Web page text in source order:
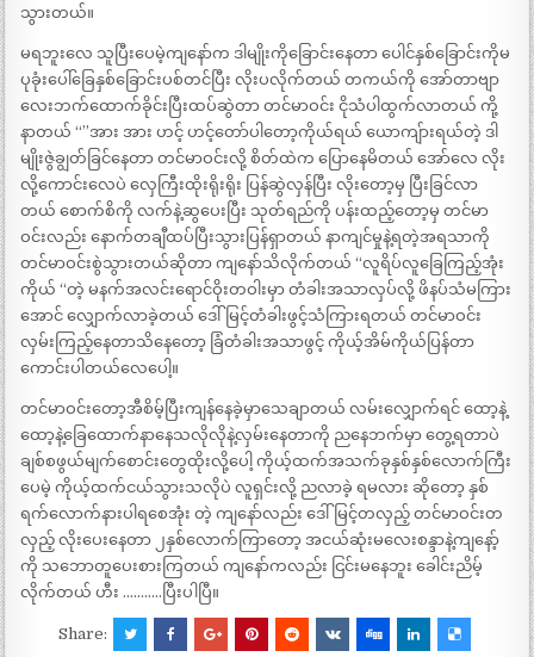
သွားတယ်။
မရဘူးလေ သူပြီးပေမဲ့ကျနော်က ဒါမျိုးကိုခြောင်းနေတာ ပေါင်နှစ်ခြောင်းကိုမ
ပုခုံးပေါ်ခြေနှစ်ခြောင်းပစ်တင်ပြီး လိုးပလိုက်တယ် တကယ်ကို အော်တာဗျာ
လေးဘက်ထောက်ခိုင်းပြီးထပ်ဆွဲတာ တင်မာဝင်း ငိုသံပါထွက်လာတယ် ကို့
နာတယ် “”အား အား ဟင့် ဟင့်တော်ပါတော့ကိုယ်ရယ် ယောကျ်ားရယ်တဲ့ ဒါ
မျိုးဇွဲချွတ်ခြင်နေတာ တင်မာဝင်းလို့ စိတ်ထဲက ပြောနေမိတယ် အော်လေ လိုး
လို့ကောင်းလေပဲ လှေကြီးထိုးရိုးရိုး ပြန်ဆွဲလှန်ပြီး လိုးတော့မှ ပြီးခြင်လာ
တယ် စောက်စိကို လက်နဲ့ဆွပေးပြီး သုတ်ရည်ကို ပန်းထည့်တော့မှ တင်မာ
ဝင်းလည်း နောက်တချီထပ်ပြီးသွားပြန်ရှာတယ် နာကျင်မှုနဲ့ရတဲ့အရသာကို
တင်မာဝင်းစွဲသွားတယ်ဆိုတာ ကျနော်သိလိုက်တယ် “လူရိပ်လူခြေကြည့်အုံး
ကိုယ် “တဲ့ မနက်အလင်းရောင်ဝိုးတဝါးမှာ တံခါးအသာလှပ်လို့ ဖိနပ်သံမကြား
အောင် လျှောက်လာခဲ့တယ် ဒေါ်မြင့်တံခါးဖွင့်သံကြားရတယ် တင်မာဝင်း
လှမ်းကြည့်နေတာသိနေတော့ ခြံတံခါးအသာဖွင့် ကိုယ့်အိမ်ကိုယ်ပြန်တာ
ကောင်းပါတယ်လေပေါ့။
တင်မာဝင်းတော့အီစိမ့်ပြီးကျန်နေခဲ့မှာသေချာတယ် လမ်းလျှောက်ရင် ထော့နဲ့
ထော့နဲ့ခြေထောက်နာနေသလိုလိုနဲ့လှမ်းနေတာကို ညနေဘက်မှာ တွေ့ရတာပဲ
ချစ်စဖွယ်မျက်စောင်းတွေထိုးလို့ပေါ့ ကိုယ့်ထက်အသက်ခုနှစ်နှစ်လောက်ကြီး
ပေမဲ့ ကိုယ့်ထက်ငယ်သွားသလိုပဲ လူရှင်းလို့ ညလာခဲ့ ရမလား ဆိုတော့ နှစ်
ရက်လောက်နားပါရစေအုံး တဲ့ ကျနော်လည်း ဒေါ်မြင့်တလှည့် တင်မာဝင်းတ
လှည့် လိုးပေးနေတာ ၂နှစ်လောက်ကြာတော့ အငယ်ဆုံးမလေးစန္ဒာနဲ့ကျနော့်
ကို သဘောတူပေးစားကြတယ် ကျနော်ကလည်း ငြင်းမနေဘူး ခေါင်းညိမ့်
လိုက်တယ် ဟီး ………..ပြီးပါပြီ။
Share: